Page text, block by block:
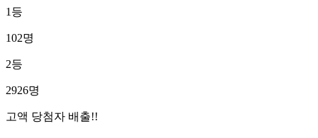
1등
102명
2등
2926명
고액 당첨자 배출!!